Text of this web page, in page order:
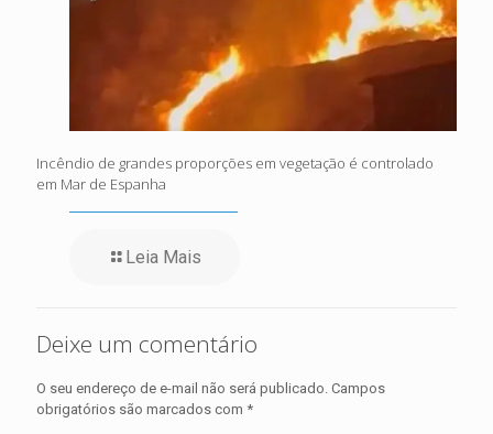
Incêndio de grandes proporções em vegetação é controlado
em Mar de Espanha
Leia Mais
Deixe um comentário
O seu endereço de e-mail não será publicado. Campos
obrigatórios são marcados com *